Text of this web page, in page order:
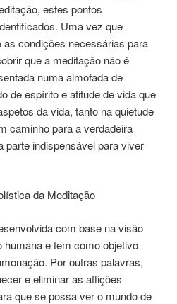
estes pontos
Uma vez que
as condições necessárias para
que a meditação não é
numa almofada de
de espírito e atitude de vida que
da vida, tanto na quietude
caminho para a verdadeira
parte indispensável para viver
da Meditação
com base na visão
humana e tem como objetivo
Por outras palavras,
e eliminar as aflições
que se possa ver o mundo de